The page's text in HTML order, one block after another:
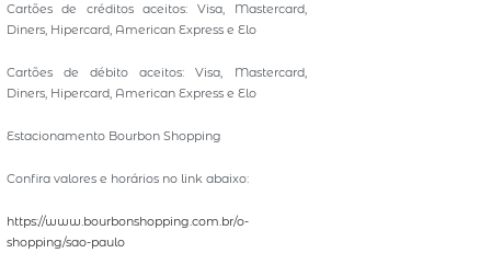
Cartões de créditos aceitos: Visa, Mastercard,
Diners, Hipercard, American Express e Elo
Cartões de débito aceitos: Visa, Mastercard,
Diners, Hipercard, American Express e Elo
Estacionamento Bourbon Shopping
Confira valores e horários no link abaixo:
https://www.bourbonshopping.com.br/o-
shopping/sao-paulo